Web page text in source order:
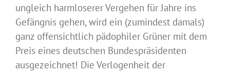
ungleich harmloserer Vergehen für Jahre ins
Gefängnis gehen, wird ein (zumindest damals)
ganz offensichtlich pädophiler Grüner mit dem
Preis eines deutschen Bundespräsidenten
ausgezeichnet! Die Verlogenheit der